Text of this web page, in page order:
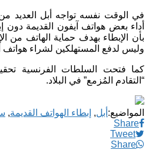
في الوقت نفسه تواجه أبل العديد
أداء بعض هواتف آيفون القديمة دون
بأن الإبطاء بهدف حماية الهاتف من
وليس لدفع المستهلكين لشراء
كما فتحت السلطات الفرنسية
“التقادم المُزمع” في البلاد.
المواضيع: أبل, إبطاء الهواتف القديمة,
Share
Tweet
Share